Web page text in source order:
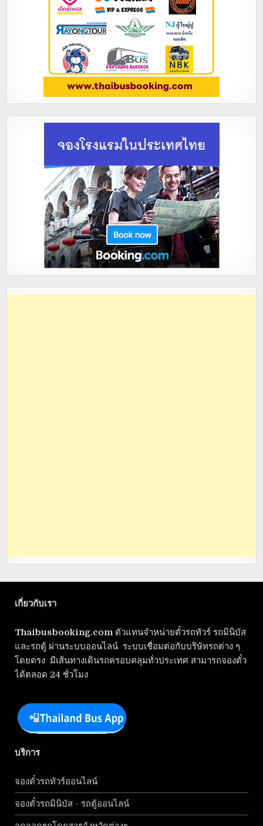
เกี่ยวกับเรา
Thaibusbooking.com ตัวแทนจำหน่ายตั๋วรถทัวร์ รถมินิบัส
และรถตู้ ผ่านระบบออนไลน์ ระบบเชื่อมต่อกับบริษัทรถต่าง ๆ
โดยตรง มีเส้นทางเดินรถครอบคลุมทั่วประเทศ สามารถจองตั๋ว
ได้ตลอด 24 ชั่วโมง
บริการ
จองตั๋วรถทัวร์ออนไลน์
จองตั๋วรถมินิบัส - รถตู้ออนไลน์